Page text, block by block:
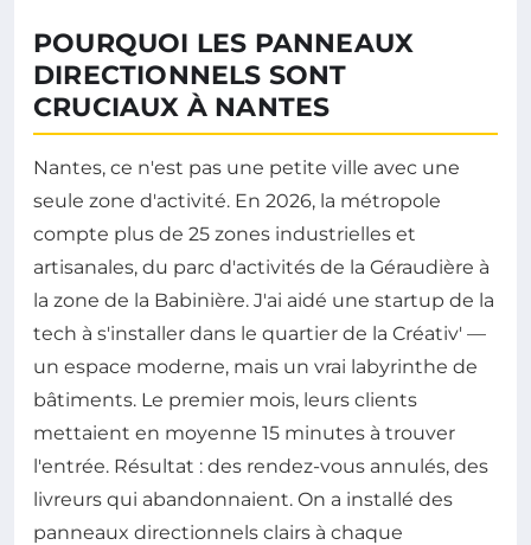
POURQUOI LES PANNEAUX
DIRECTIONNELS SONT
CRUCIAUX À NANTES
Nantes, ce n'est pas une petite ville avec une
seule zone d'activité. En 2026, la métropole
compte plus de 25 zones industrielles et
artisanales, du parc d'activités de la Géraudière à
la zone de la Babinière. J'ai aidé une startup de la
tech à s'installer dans le quartier de la Créativ' —
un espace moderne, mais un vrai labyrinthe de
bâtiments. Le premier mois, leurs clients
mettaient en moyenne 15 minutes à trouver
l'entrée. Résultat : des rendez-vous annulés, des
livreurs qui abandonnaient. On a installé des
panneaux directionnels clairs à chaque